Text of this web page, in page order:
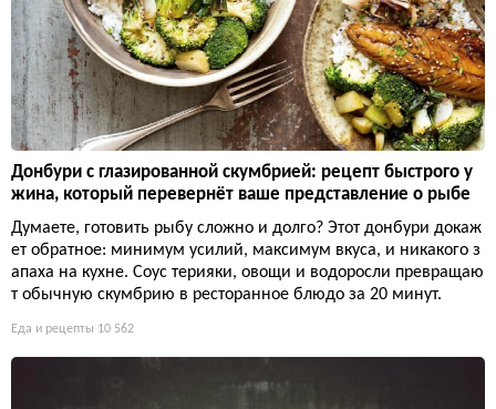
Донбури с глазированной скумбрией: рецепт быстрого у
жина, который перевернёт ваше представление о рыбе
Думаете, готовить рыбу сложно и долго? Этот донбури докаж
ет обратное: минимум усилий, максимум вкуса, и никакого з
апаха на кухне. Соус терияки, овощи и водоросли превращаю
т обычную скумбрию в ресторанное блюдо за 20 минут.
Еда и рецепты 10 562